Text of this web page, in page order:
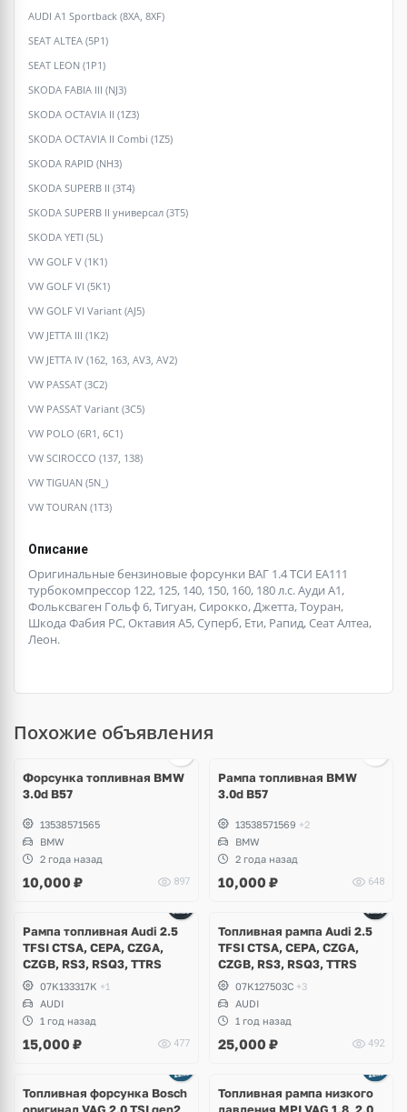
AUDI A1 Sportback (8XA, 8XF)
SEAT ALTEA (5P1)
SEAT LEON (1P1)
SKODA FABIA III (NJ3)
SKODA OCTAVIA II (1Z3)
SKODA OCTAVIA II Combi (1Z5)
SKODA RAPID (NH3)
SKODA SUPERB II (3T4)
SKODA SUPERB II универсал (3T5)
SKODA YETI (5L)
VW GOLF V (1K1)
VW GOLF VI (5K1)
VW GOLF VI Variant (AJ5)
VW JETTA III (1K2)
VW JETTA IV (162, 163, AV3, AV2)
VW PASSAT (3C2)
VW PASSAT Variant (3C5)
VW POLO (6R1, 6C1)
VW SCIROCCO (137, 138)
VW TIGUAN (5N_)
VW TOURAN (1T3)
Описание
Оригинальные бензиновые форсунки ВАГ 1.4 ТСИ ЕА111
турбокомпрессор 122, 125, 140, 150, 160, 180 л.с. Ауди А1,
Фольксваген Гольф 6, Тигуан, Сирокко, Джетта, Тоуран,
Шкода Фабия РС, Октавия А5, Суперб, Ети, Рапид, Сеат Алтеа,
Леон.
Похожие объявления
Форсунка топливная BMW
3.0d B57
13538571565
BMW
2 года назад
10,000 ₽ 897
Рампа топливная BMW
3.0d B57
13538571569 +2
BMW
2 года назад
10,000 ₽ 648
Рампа топливная Audi 2.5
TFSI CTSA, CEPA, CZGA,
CZGB, RS3, RSQ3, TTRS
07K133317K +1
AUDI
1 год назад
15,000 ₽ 477
Топливная рампа Audi 2.5
TFSI CTSA, CEPA, CZGA,
CZGB, RS3, RSQ3, TTRS
07K127503C +3
AUDI
1 год назад
25,000 ₽ 492
Топливная форсунка Bosch
оригинал VAG 2.0 TSI gen2
Топливная рампа низкого
давления MPI VAG 1.8, 2.0